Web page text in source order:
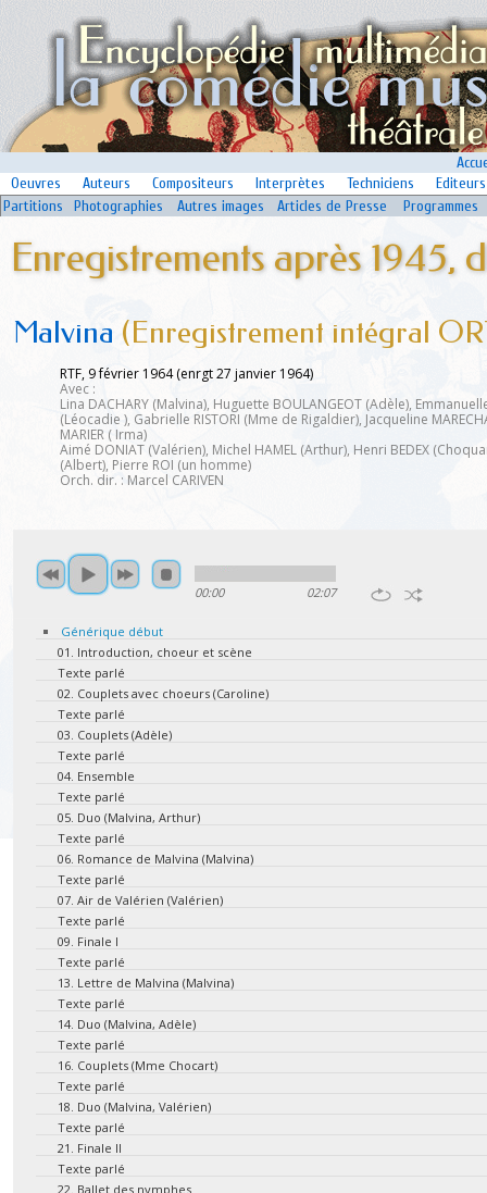
Oeuvres
Auteurs Compositeurs Interprètes Techniciens
Editeurs
Partitions
Photographies Autres images Articles de Presse Programmes
Enregistrements après 1945,
Malvina (Enregistrement intégral
RTF, 9 février 1964 (enrgt 27 janvier 1964)
Avec :
Lina DACHARY (Malvina), Huguette BOULANGEOT (Adèle),
(Léocadie ), Gabrielle RISTORI (Mme de Rigaldier), Jacqueline
MARIER ( Irma)
Aimé DONIAT (Valérien), Michel HAMEL (Arthur), Henri BEDEX
(Albert), Pierre ROI (un homme)
Orch. dir. : Marcel CARIVEN
00:00 02:07
Générique début
01. Introduction, choeur et scène
Texte parlé
02. Couplets avec choeurs (Caroline)
Texte parlé
03. Couplets (Adèle)
Texte parlé
04. Ensemble
Texte parlé
05. Duo (Malvina, Arthur)
Texte parlé
06. Romance de Malvina (Malvina)
Texte parlé
07. Air de Valérien (Valérien)
Texte parlé
09. Finale I
Texte parlé
13. Lettre de Malvina (Malvina)
Texte parlé
14. Duo (Malvina, Adèle)
Texte parlé
16. Couplets (Mme Chocart)
Texte parlé
18. Duo (Malvina, Valérien)
Texte parlé
21. Finale II
Texte parlé
22. Ballet des nymphes